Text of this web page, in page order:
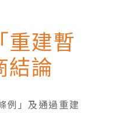
重建暫
結論
例」及通過重建